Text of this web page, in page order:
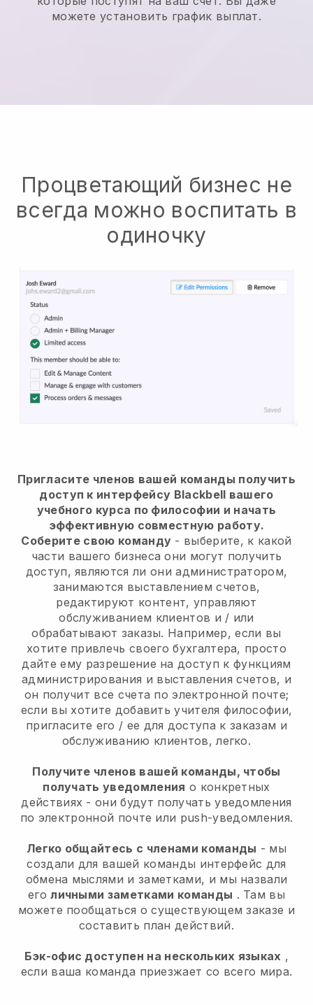
можете установить график выплат.
Процветающий бизнес не
всегда можно воспитать в
одиночку
Пригласите членов вашей команды получить
доступ к интерфейсу Blackbell вашего
учебного курса по философии и начать
эффективную совместную работу.
Соберите свою команду - выберите, к какой
части вашего бизнеса они могут получить
доступ, являются ли они администратором,
занимаются выставлением счетов,
редактируют контент, управляют
обслуживанием клиентов и / или
обрабатывают заказы. Например, если вы
хотите привлечь своего бухгалтера, просто
дайте ему разрешение на доступ к функциям
администрирования и выставления счетов, и
он получит все счета по электронной почте;
если вы хотите добавить учителя философии,
пригласите его / ее для доступа к заказам и
обслуживанию клиентов, легко.
Получите членов вашей команды, чтобы
получать уведомления о конкретных
действиях - они будут получать уведомления
по электронной почте или push-уведомления.
Легко общайтесь с членами команды - мы
создали для вашей команды интерфейс для
обмена мыслями и заметками, и мы назвали
еголичными заметками команды . Там вы
можете пообщаться о существующем заказе и
составить план действий.
Бэк-офис доступен на нескольких языках ,
если ваша команда приезжает со всего мира.